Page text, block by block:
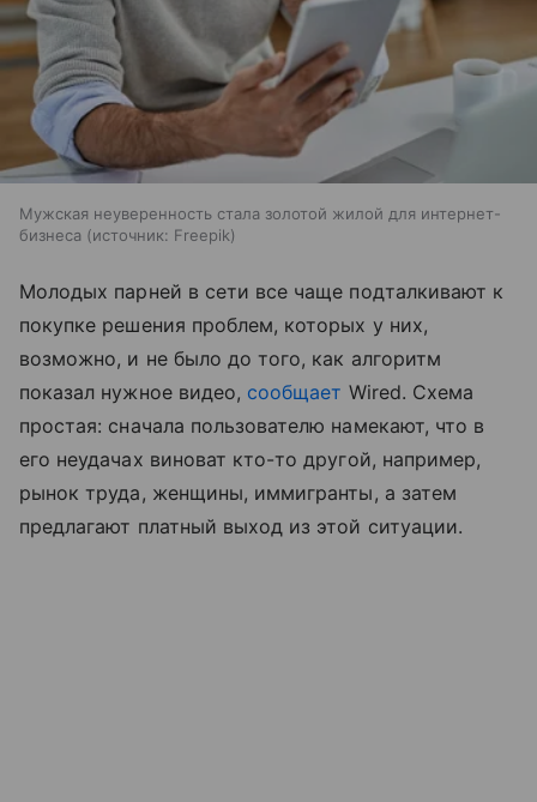
Мужская неуверенность стала золотой жилой для интернет-
бизнеса
источник: Freepik
Молодых парней в сети все чаще подталкивают к
покупке решения проблем, которых у них,
возможно, и не было до того, как алгоритм
показал нужное видео, сообщает Wired. Схема
простая: сначала пользователю намекают, что в
его неудачах виноват кто-то другой, например,
рынок труда, женщины, иммигранты, а затем
предлагают платный выход из этой ситуации.